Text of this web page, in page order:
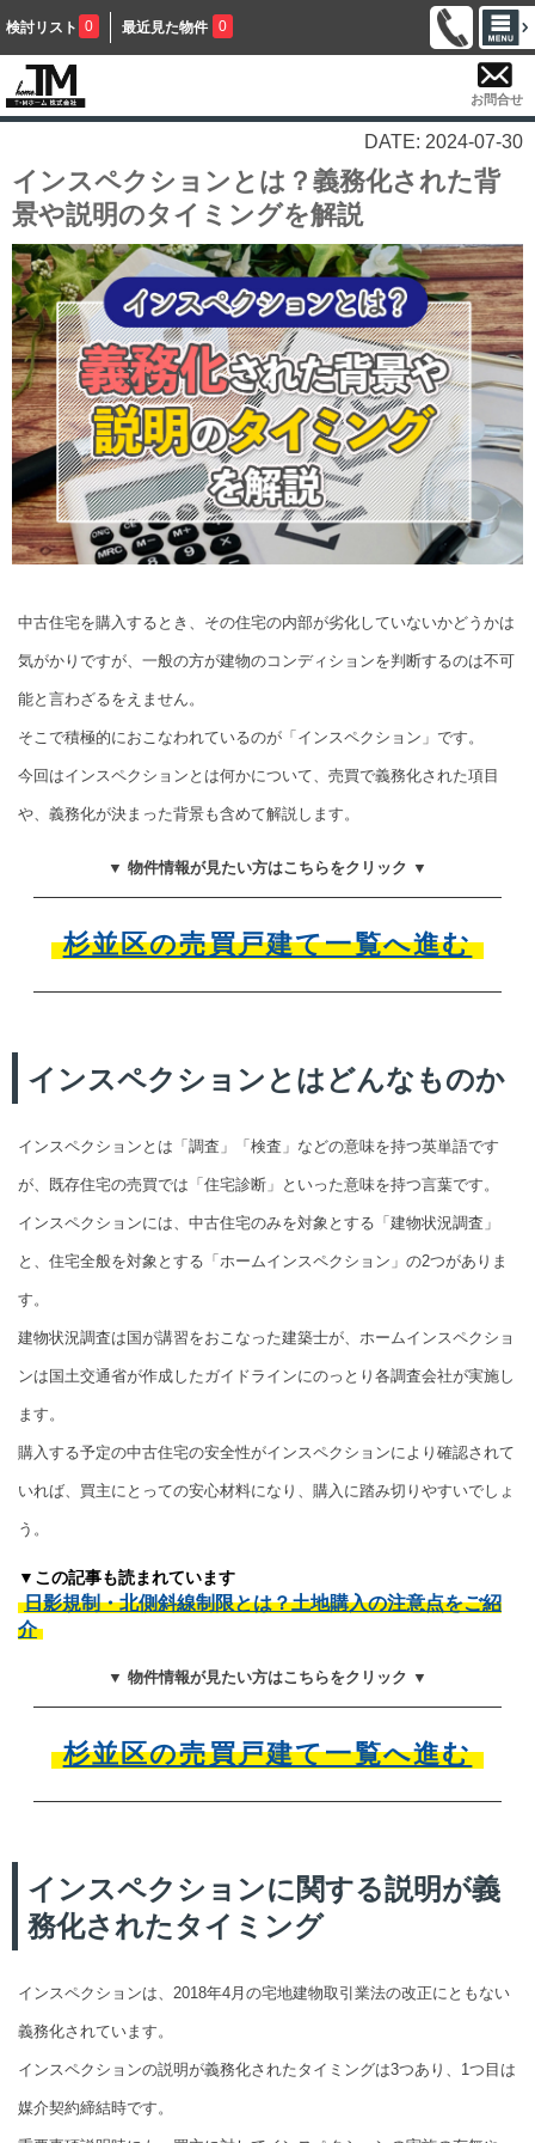
検討リスト 0 最近見た物件 0
お問合せ
DATE: 2024-07-30
インスペクションとは？義務化された背
景や説明のタイミングを解説
中古住宅を購入するとき、その住宅の内部が劣化していないかどうかは
気がかりですが、一般の方が建物のコンディションを判断するのは不可
能と言わざるをえません。
そこで積極的におこなわれているのが「インスペクション」です。
今回はインスペクションとは何かについて、売買で義務化された項目
や、義務化が決まった背景も含めて解説します。
▼ 物件情報が見たい方はこちらをクリック ▼
杉並区の売買戸建て一覧へ進む
インスペクションとはどんなものか
インスペクションとは「調査」「検査」などの意味を持つ英単語です
が、既存住宅の売買では「住宅診断」といった意味を持つ言葉です。
インスペクションには、中古住宅のみを対象とする「建物状況調査」
と、住宅全般を対象とする「ホームインスペクション」の2つがありま
す。
建物状況調査は国が講習をおこなった建築士が、ホームインスペクショ
ンは国土交通省が作成したガイドラインにのっとり各調査会社が実施し
ます。
購入する予定の中古住宅の安全性がインスペクションにより確認されて
いれば、買主にとっての安心材料になり、購入に踏み切りやすいでしょ
う。
▼この記事も読まれています
日影規制・北側斜線制限とは？土地購入の注意点をご紹
介
▼ 物件情報が見たい方はこちらをクリック ▼
杉並区の売買戸建て一覧へ進む
インスペクションに関する説明が義
務化されたタイミング
インスペクションは、2018年4月の宅地建物取引業法の改正にともない
義務化されています。
インスペクションの説明が義務化されたタイミングは3つあり、1つ目は
媒介契約締結時です。